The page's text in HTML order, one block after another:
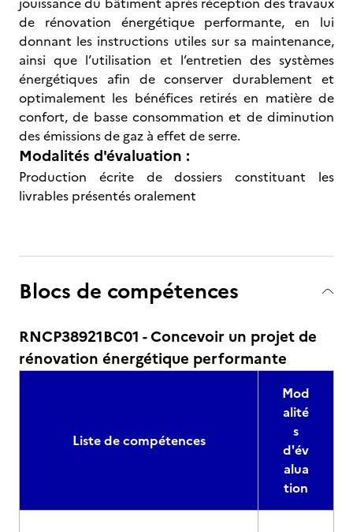
de rénovation énergétique performante, en lui
donnant les instructions utiles sur sa maintenance,
ainsi que l’utilisation et l’entretien des systèmes
énergétiques afin de conserver durablement et
optimalement les bénéfices retirés en matière de
confort, de basse consommation et de diminution
des émissions de gaz à effet de serre.
Modalités d'évaluation :
Production écrite de dossiers constituant les
livrables présentés oralement
Blocs de compétences
RNCP38921BC01 - Concevoir un projet de
rénovation énergétique performante
Liste de compétences
Mod
alité
s
d'év
alua
tion